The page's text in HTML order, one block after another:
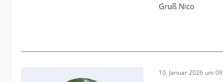
Gruß Nico
10. Januar 2026 um